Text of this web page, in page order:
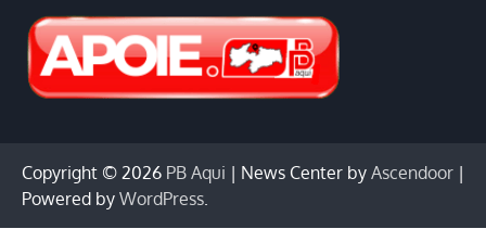
Copyright © 2026 PB Aqui | News Center by Ascendoor |
Powered by WordPress.